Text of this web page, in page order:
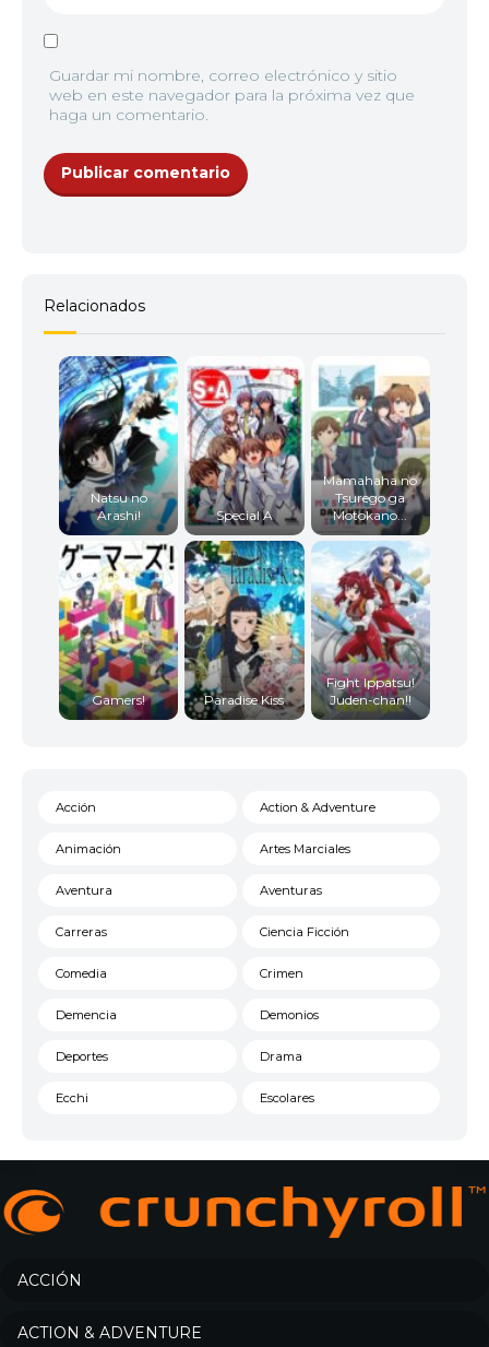
Guardar mi nombre, correo electrónico y sitio
web en este navegador para la próxima vez que
haga un comentario.
Relacionados
Natsu no
Arashi!
Special A
Mamahaha no
Tsurego ga
Motokano...
Gamers! Paradise Kiss
Fight Ippatsu!
Juden-chan!!
Acción Action & Adventure
Animación Artes Marciales
Aventura Aventuras
Carreras Ciencia Ficción
Comedia Crimen
Demencia Demonios
Deportes Drama
Ecchi Escolares
Historico Infantil
ACCIÓN
ACTION & ADVENTURE